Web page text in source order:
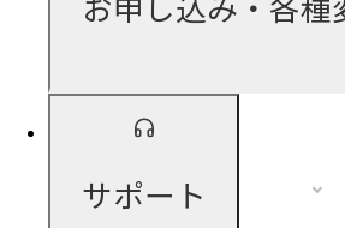
サポート